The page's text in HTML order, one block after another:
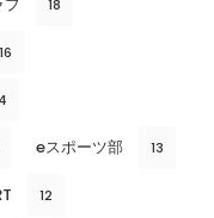
18
16
eスポーツ部 13
12